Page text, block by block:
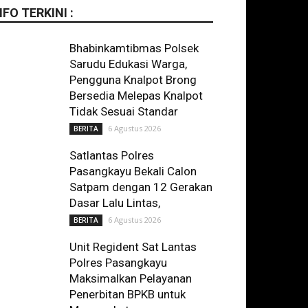
TERKINI :
Bhabinkamtibmas Polsek
Sarudu Edukasi Warga,
Pengguna Knalpot Brong
Bersedia Melepas Knalpot
Tidak Sesuai Standar
BERITA 6 Agustus 2026
Satlantas Polres
Pasangkayu Bekali Calon
Satpam dengan 12 Gerakan
Dasar Lalu Lintas,
BERITA 6 Agustus 2026
Unit Regident Sat Lantas
Polres Pasangkayu
Maksimalkan Pelayanan
Penerbitan BPKB untuk